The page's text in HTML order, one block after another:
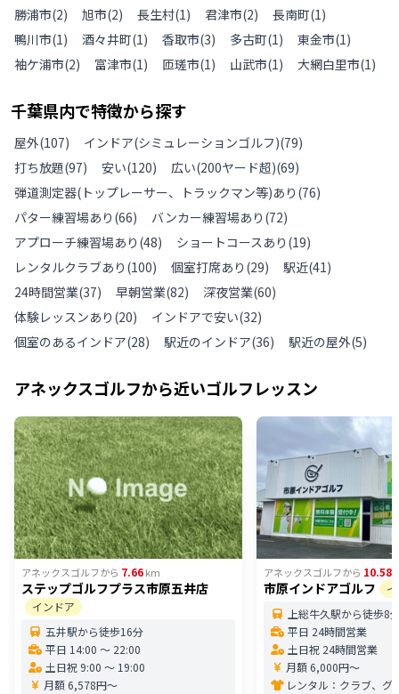
勝浦市(2) 旭市(2) 長生村(1) 君津市(2) 長南町(1)
鴨川市(1) 酒々井町(1) 香取市(3) 多古町(1) 東金市(1)
袖ケ浦市(2) 富津市(1) 匝瑳市(1) 山武市(1) 大網白里市(1)
千葉県内で特徴から探す
屋外(107) インドア(シミュレーションゴルフ)(79)
打ち放題(97) 安い(120) 広い(200ヤード超)(69)
弾道測定器(トップレーサー、トラックマン等)あり (76)
パター練習場あり (66) バンカー練習場あり (72)
アプローチ練習場あり (48) ショートコースあり (19)
レンタルクラブあり (100) 個室打席あり (29) 駅近(41)
24時間営業(37) 早朝営業(82) 深夜営業(60)
体験レッスンあり (20) インドアで安い(32)
個室のあるインドア(28) 駅近のインドア(36) 駅近の屋外(5)
アネックスゴルフから近いゴルフレッスン
アネックスゴルフから 7.66km
ステップゴルフプラス市原五井店
インドア
五井駅から徒歩16分
平日 14:00 〜 22:00
土日祝 9:00 〜 19:00
月額 6,578円〜
アネックスゴルフから 10.58
市原インドアゴルフ
上総牛久駅から徒歩8
平日 24時間営業
土日祝 24時間営業
月額 6,000円〜
レンタル： クラブ、グ